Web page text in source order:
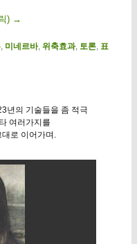
) →
, 미네르바,위축효과,토론, 표
년의 기술들을 좀 적극
여러가지를
로 이어가며.